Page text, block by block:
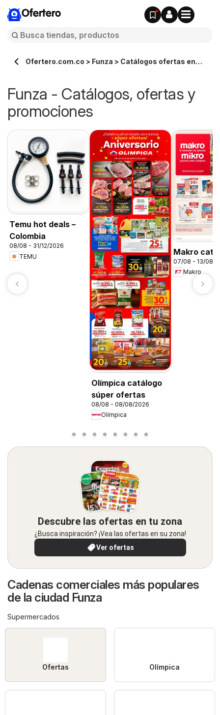
Ofertero
Ofertero.com.co > Funza > Catálogos ofertas en
Funza - Catálogos, ofertas y
promociones
Temu hot deals –
Colombia
08/08 - 31/12/2026
TEMU
Olímpica catálogo
súper ofertas
08/08 - 08/08/2026
Olímpica
Makro
07/08 - 13/08/
Makro
Descubre las ofertas en tu zona
¿Busca inspiración? ¡Vea las ofertas en su zona!
Ver ofertas
Cadenas comerciales más populares
de la ciudad Funza
Supermercados
Ofertas Olímpica